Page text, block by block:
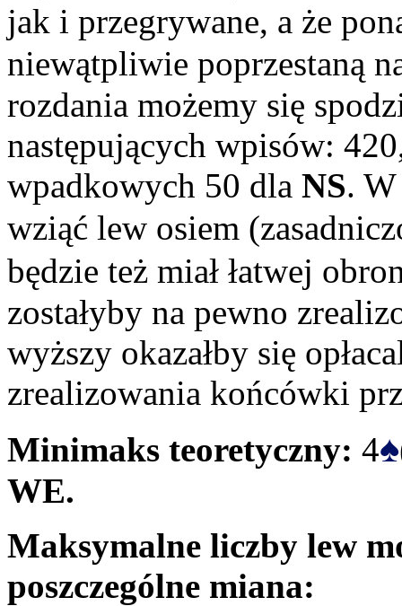
jak i przegrywane, a że
niewątpliwie poprzestaną
rozdania możemy się
następujących wpisów:
wpadkowych 50 dla NS.
wziąć lew osiem
będzie też miał łatwej
zostałyby na pewno
wyższy okazałby się
zrealizowania końcówki
Minimaks teoretyczny: 4♠
WE.
Maksymalne liczby lew
poszczególne miana: